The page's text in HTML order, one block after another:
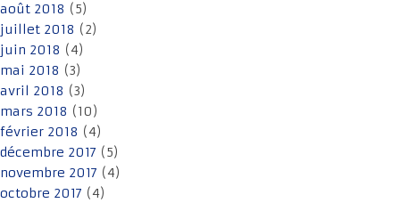
août 2018 (5)
juillet 2018 (2)
juin 2018 (4)
mai 2018 (3)
avril 2018 (3)
mars 2018 (10)
février 2018 (4)
décembre 2017 (5)
novembre 2017 (4)
octobre 2017 (4)